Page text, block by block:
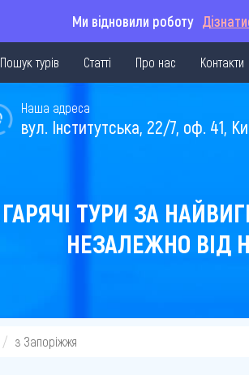
Ми відновили роботу
Пошук турів Статті Про нас Контакти
Наша адреса
вул. Інститутська, 22/7, оф. 41,
ГАРЯЧІ ТУРИ ЗА
НЕЗАЛЕЖНО ВІД
з Запоріжжя